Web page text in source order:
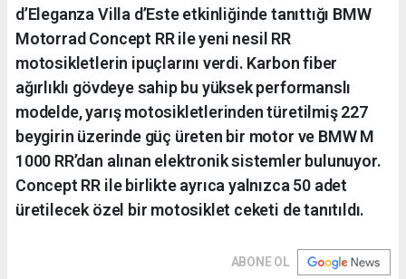
d’Eleganza Villa d’Este etkinliğinde tanıttığı BMW
Motorrad Concept RR ile yeni nesil RR
motosikletlerin ipuçlarını verdi. Karbon fiber
ağırlıklı gövdeye sahip bu yüksek performanslı
modelde, yarış motosikletlerinden türetilmiş 227
beygirin üzerinde güç üreten bir motor ve BMW M
1000 RR’dan alınan elektronik sistemler bulunuyor.
Concept RR ile birlikte ayrıca yalnızca 50 adet
üretilecek özel bir motosiklet ceketi de tanıtıldı.
ABONE OL